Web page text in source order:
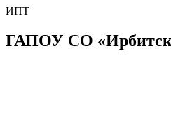
ИПТ
ГАПОУ СО